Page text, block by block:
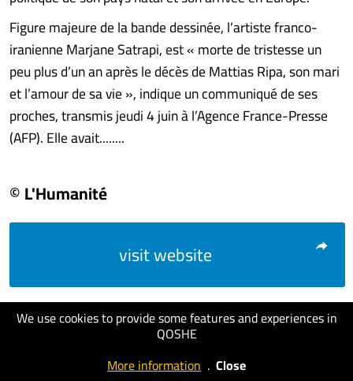
We use cookies to provide some features and experiences in
QOSHE
More information . Close
Figure majeure de la bande dessinée, l’artiste franco-
iranienne Marjane Satrapi, est « morte de tristesse un
peu plus d’un an après le décès de Mattias Ripa, son mari
et l’amour de sa vie », indique un communiqué de ses
proches, transmis jeudi 4 juin à l’Agence France-Presse
(AFP). Elle avait........
© L'Humanité
visit website